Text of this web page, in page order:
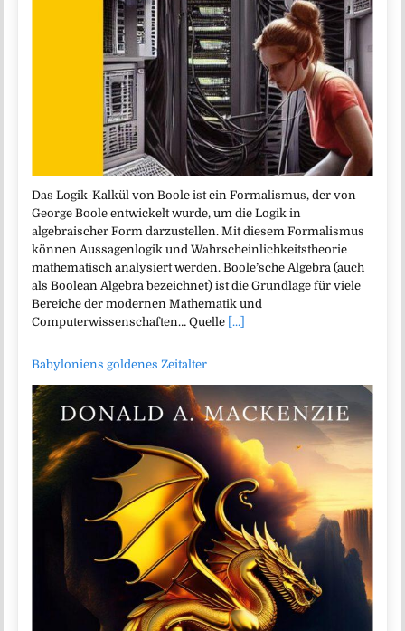
Das Logik-Kalkül von Boole ist ein Formalismus, der von
George Boole entwickelt wurde, um die Logik in
algebraischer Form darzustellen. Mit diesem Formalismus
können Aussagenlogik und Wahrscheinlichkeitstheorie
mathematisch analysiert werden. Boole’sche Algebra (auch
als Boolean Algebra bezeichnet) ist die Grundlage für viele
Bereiche der modernen Mathematik und
Computerwissenschaften… Quelle [...]
Babyloniens goldenes Zeitalter